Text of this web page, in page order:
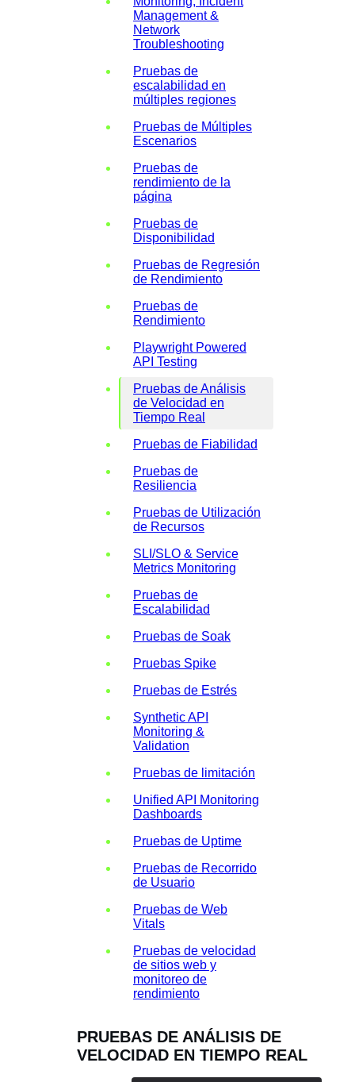
Management &
Network
Troubleshooting
Pruebas de
escalabilidad en
múltiples regiones
Pruebas de Múltiples
Escenarios
Pruebas de
rendimiento de la
página
Pruebas de
Disponibilidad
Pruebas de Regresión
de Rendimiento
Pruebas de
Rendimiento
Playwright Powered
API Testing
Pruebas de Análisis
de Velocidad en
Tiempo Real
Pruebas de Fiabilidad
Pruebas de
Resiliencia
Pruebas de Utilización
de Recursos
SLI/SLO & Service
Metrics Monitoring
Pruebas de
Escalabilidad
Pruebas de Soak
Pruebas Spike
Pruebas de Estrés
Synthetic API
Monitoring &
Validation
Pruebas de limitación
Unified API Monitoring
Dashboards
Pruebas de Uptime
Pruebas de Recorrido
de Usuario
Pruebas de Web
Vitals
Pruebas de velocidad
de sitios web y
monitoreo de
rendimiento
PRUEBAS DE ANÁLISIS DE
VELOCIDAD EN TIEMPO REAL